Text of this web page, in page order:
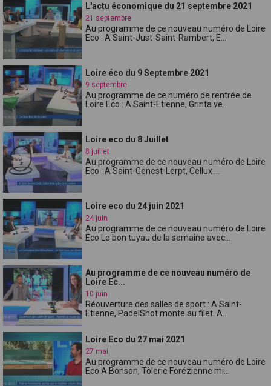
L'actu économique du 21 septembre 2021
21 septembre
Au programme de ce nouveau numéro de Loire
Eco : A Saint-Just-Saint-Rambert, E...
Loire éco du 9 Septembre 2021
9 septembre
Au programme de ce numéro de rentrée de
Loire Eco : A Saint-Etienne, Grinta ve...
Loire eco du 8 Juillet
8 juillet
Au programme de ce nouveau numéro de Loire
Eco : A Saint-Genest-Lerpt, Cellux ...
Loire eco du 24 juin 2021
24 juin
Au programme de ce nouveau numéro de Loire
Eco Le bon tuyau de la semaine avec...
Au programme de ce nouveau numéro de
Loire Ec...
10 juin
Réouverture des salles de sport : A Saint-
Etienne, PadelShot monte au filet. A...
Loire Eco du 27 mai 2021
27 mai
Au programme de ce nouveau numéro de Loire
Eco A Bonson, Tôlerie Forézienne mi...